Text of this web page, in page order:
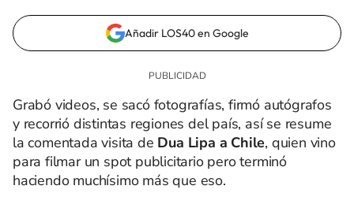
Añadir LOS40 en Google
Grabó videos, se sacó fotografías, firmó autógrafos
y recorrió distintas regiones del país, así se resume
la comentada visita de Dua Lipa a Chile, quien vino
para filmar un spot publicitario pero terminó
haciendo muchísimo más que eso.